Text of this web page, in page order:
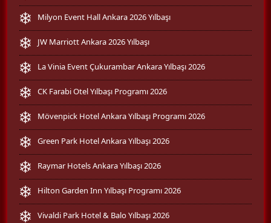
Milyon Event Hall Ankara 2026 Yılbaşı
JW Marriott Ankara 2026 Yılbaşı
La Vinia Event Çukurambar Ankara Yılbaşı 2026
CK Farabi Otel Yılbaşı Programı 2026
Mövenpick Hotel Ankara Yılbaşı Programı 2026
Green Park Hotel Ankara Yılbaşı 2026
Raymar Hotels Ankara Yılbaşı 2026
Hilton Garden Inn Yılbaşı Programı 2026
Vivaldi Park Hotel & Balo Yılbaşı 2026